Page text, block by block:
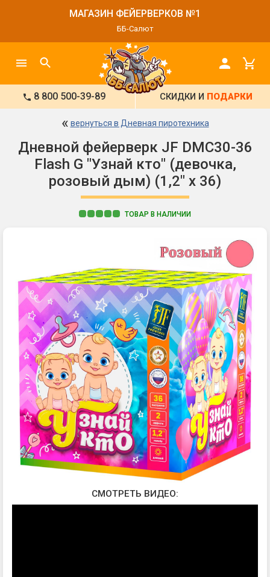
МАГАЗИН ФЕЙЕРВЕРКОВ №1
ББ-Салют
8 800 500-39-89 СКИДКИ И ПОДАРКИ
« вернуться в Дневная пиротехника
Дневной фейерверк JF DMC30-36
Flash G "Узнай кто" (девочка,
розовый дым) (1,2" х 36)
ТОВАР В НАЛИЧИИ
СМОТРЕТЬ ВИДЕО: